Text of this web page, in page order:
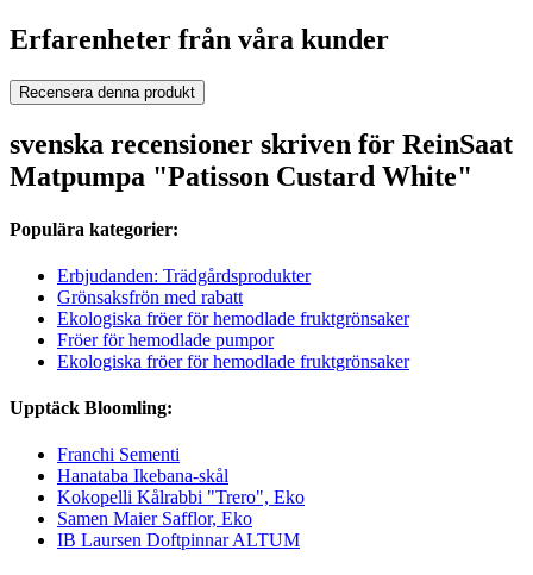
Erfarenheter från våra kunder
Recensera denna produkt
svenska recensioner skriven för ReinSaat
Matpumpa "Patisson Custard White"
Populära kategorier:
Erbjudanden: Trädgårdsprodukter
Grönsaksfrön med rabatt
Ekologiska fröer för hemodlade fruktgrönsaker
Fröer för hemodlade pumpor
Ekologiska fröer för hemodlade fruktgrönsaker
Upptäck Bloomling:
Franchi Sementi
Hanataba Ikebana-skål
Kokopelli Kålrabbi "Trero", Eko
Samen Maier Safflor, Eko
IB Laursen Doftpinnar ALTUM